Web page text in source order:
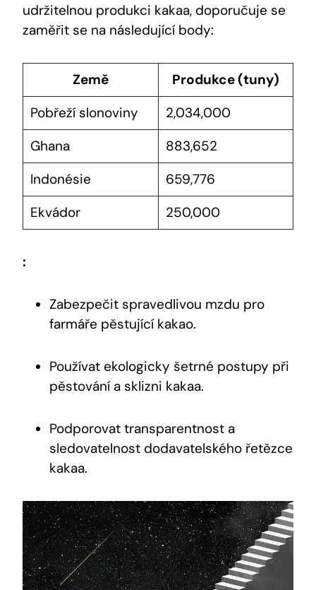
udržitelnou produkci kakaa, doporučuje se
zaměřit se na následující body:
Země
Produkce (tuny)
Pobřeží slonoviny
2,034,000
Ghana
883,652
Indonésie
659,776
Ekvádor
250,000
:
Zabezpečit spravedlivou mzdu pro
farmáře pěstující kakao.
Používat ekologicky šetrné postupy při
pěstování a sklizni kakaa.
Podporovat transparentnost a
sledovatelnost dodavatelského řetězce
kakaa.